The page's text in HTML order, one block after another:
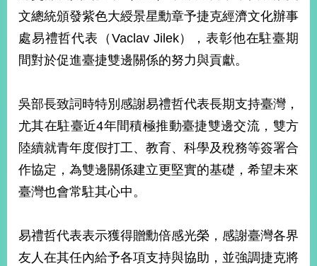
不
落
國
台
和
平
護
照
回
頁
站
導
關
於
文總統頒發紫色大綬景星勳章予捷克經濟文化辦事
處易禮哲代表（Vaclav Jilek），表彰他在駐臺期
間對於促進臺捷雙邊關係的努力與貢獻。
吳部長致詞時特別感謝易禮哲代表長期支持臺灣，
尤其在駐臺近4年間積極推動臺捷雙邊交流，雙方
陸續就青年度假打工、教育、科學及稅務等簽署合
作協定，為雙邊關係建立更堅實的基礎，希望未來
臺灣也會常駐其心中。
易禮哲代表表示獲得贈勳倍感光榮，感謝臺灣各界
友人在其任內給予各項支持與協助，並強調捷克將